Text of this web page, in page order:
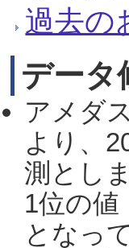
過去の
データ
アメダ
より、
測とし
1位の値
となっ